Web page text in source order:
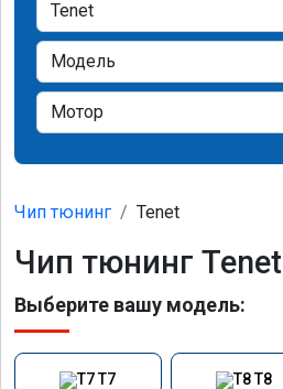
Чип тюнинг Tenet
Чип тюнинг Tenet
Выберите вашу модель:
T7 T8